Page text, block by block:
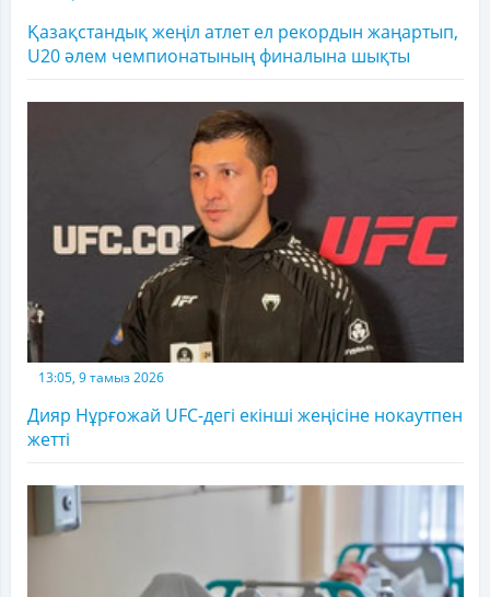
Қазақстандық жеңіл атлет ел рекордын жаңартып,
U20 әлем чемпионатының финалына шықты
13:05, 9 тамыз 2026
Дияр Нұрғожай UFC-дегі екінші жеңісіне нокаутпен
жетті